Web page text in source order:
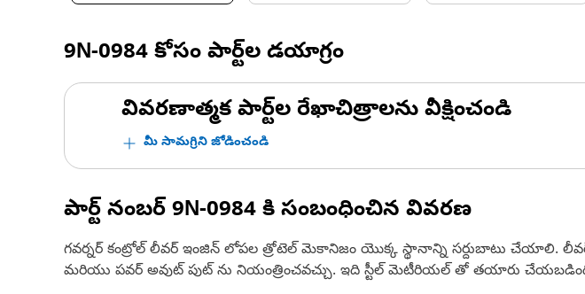
9N-0984 కోసం పార్ట్‌ల డయాగ్రం
వివరణాత్మక పార్ట్‌ల రేఖాచిత్రాలను వీక్షించండి
మీ సామగ్రిని జోడించండి
పార్ట్ నంబర్ 9N-0984 కి సంబంధించిన వివరణ
గవర్నర్ కంట్రోల్ లీవర్ ఇంజిన్ లోపల త్రోటెల్ మెకానిజం యొక్క స్థానాన్ని సర్దుబాటు చేయాలి.
మరియు పవర్ అవుట్ పుట్ ను నియంత్రించవచ్చు. ఇది స్టీల్ మెటీరియల్ తో తయారు